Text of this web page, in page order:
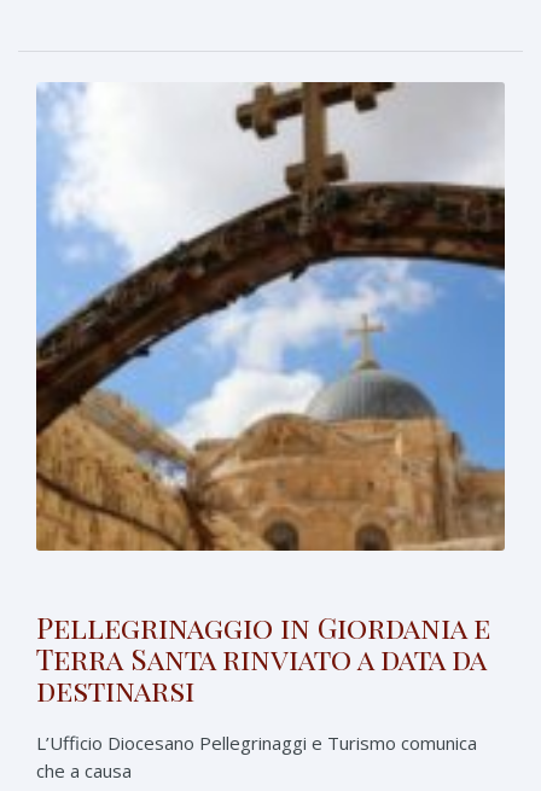
Pellegrinaggio in Giordania e
Terra Santa rinviato a data da
destinarsi
L’Ufficio Diocesano Pellegrinaggi e Turismo comunica
che a causa